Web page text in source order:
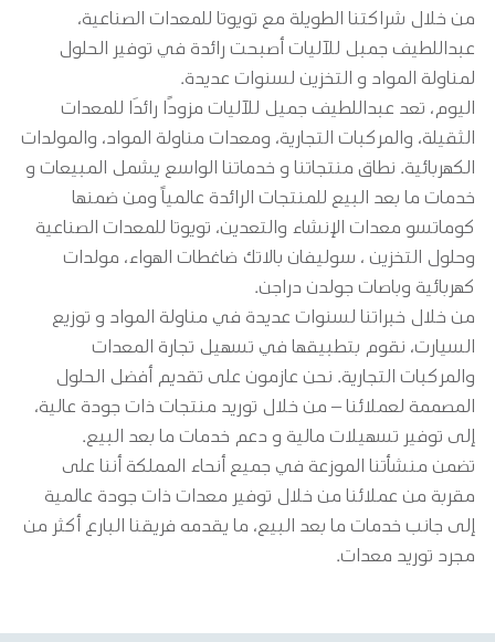
من خلال شراكتنا الطويلة مع تويوتا للمعدات الصناعية،
عبداللطيف جمبل للآليات أصبحت رائدة في توفير الحلول
لمناولة المواد و التخزين لسنوات عديدة.
اليوم، تعد عبداللطيف جميل للآليات مزودًا رائدَا للمعدات
الثقيلة، والمركبات التجارية، ومعدات مناولة المواد، والمولدات
الكهربائية. نطاق منتجاتنا و خدماتنا الواسع يشمل المبيعات و
خدمات ما بعد البيع للمنتجات الرائدة عالمياً ومن ضمنها
كوماتسو معدات الإنشاء والتعدين، تويوتا للمعدات الصناعية
وحلول التخزين ، سوليفان بالاتك ضاغطات الهواء، مولدات
كهربائية وباصات جولدن دراجن.
من خلال خبراتنا لسنوات عديدة في مناولة المواد و توزيع
السيارت، نقوم بتطبيقها في تسهيل تجارة المعدات
والمركبات التجارية. نحن عازمون على تقديم أفضل الحلول
المصممة لعملائنا – من خلال توريد منتجات ذات جودة عالية،
إلى توفير تسهيلات مالية و دعم خدمات ما بعد البيع.
تضمن منشأتنا الموزعة في جميع أنحاء المملكة أننا على
مقربة من عملائنا من خلال توفير معدات ذات جودة عالمية
إلى جانب خدمات ما بعد البيع، ما يقدمه فريقنا البارع أكثر من
مجرد توريد معدات.